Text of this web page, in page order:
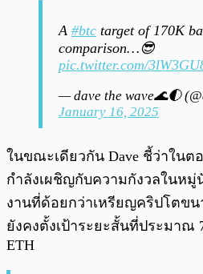
A #btc target of 170K
comparison…😎
pic.twitter.com/
— dave the wave🌊🌓
January 16, 2025
ในขณะเดียวกัน Dave ชี้ว่าในต
กำลังเผชิญกับความกังวลในหมู่
งานที่ด้อยกว่าเหรียญคริปโตข
ยังคงตั้งเป้าระยะสั้นที่ประมาณ
ETH